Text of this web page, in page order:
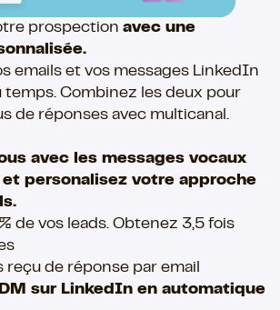
prospection avec une
emails et vos messages LinkedIn
temps. Combinez les deux pour
de réponses avec multicanal.
avec les messages vocaux
personalisez votre approche
de vos leads. Obtenez 3,5 fois
reçu de réponse par email
sur LinkedIn en automatique